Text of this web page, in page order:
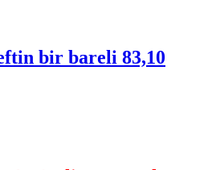
bir bareli 83,10